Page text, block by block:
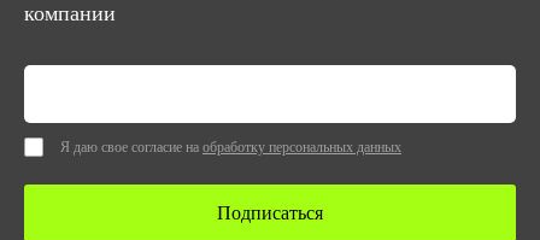
компании
Я даю свое согласие на обработку персональных данных
Подписаться